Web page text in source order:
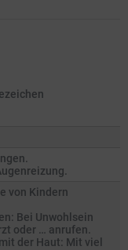
von Kindern
Bei Unwohlsein
oder … anrufen.
der Haut: Mit viel